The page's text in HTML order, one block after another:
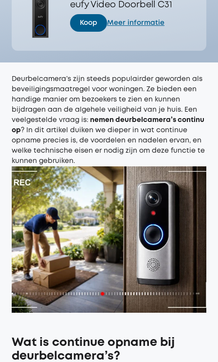
eufy Video Doorbell C31
Koop Meer informatie
Deurbelcamera’s zijn steeds populairder geworden als
beveiligingsmaatregel voor woningen. Ze bieden een
handige manier om bezoekers te zien en kunnen
bijdragen aan de algehele veiligheid van je huis. Een
veelgestelde vraag is: nemen deurbelcamera’s continu
op? In dit artikel duiken we dieper in wat continue
opname precies is, de voordelen en nadelen ervan, en
welke technische eisen er nodig zijn om deze functie te
kunnen gebruiken.
Wat is continue opname bij
deurbelcamera’s?